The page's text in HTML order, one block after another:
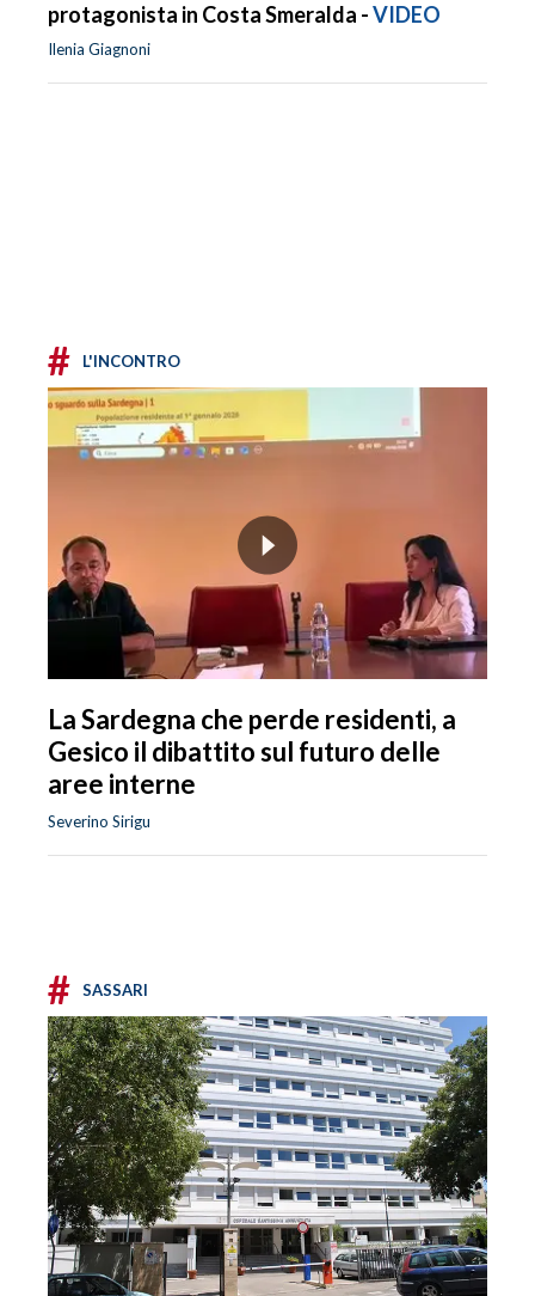
protagonista in Costa Smeralda -VIDEO
Ilenia Giagnoni
# L'INCONTRO
La Sardegna che perde residenti, a
Gesico il dibattito sul futuro delle
aree interne
Severino Sirigu
# SASSARI